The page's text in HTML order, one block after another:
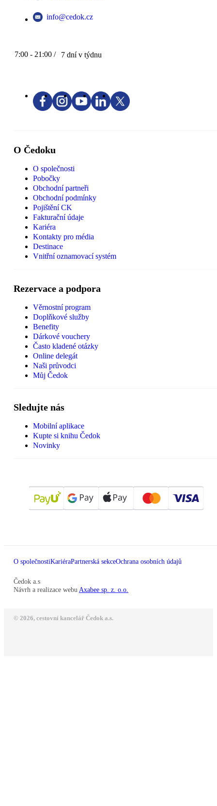
info@cedok.cz
7:00 - 21:00 / 7 dní v týdnu
O Čedoku
O společnosti
Pobočky
Obchodní partneři
Obchodní podmínky
Pojištění CK
Fakturační údaje
Kariéra
Kontakty pro média
Destinace
Vnitřní oznamovací systém
Rezervace a podpora
Věrnostní program
Doplňkové služby
Benefity
Dárkové vouchery
Často kladené otázky
Online delegát
Naši průvodci
Můj Čedok
Sledujte nás
Mobilní aplikace
Kupte si knihu Čedok
Novinky
O společnostiKariéraPartnerská sekceOchrana osobních údajů
Čedok a.s
Návrh a realizace webu Axabee sp. z. o.o.
© 2026, cestovní kancelář Čedok a.s.